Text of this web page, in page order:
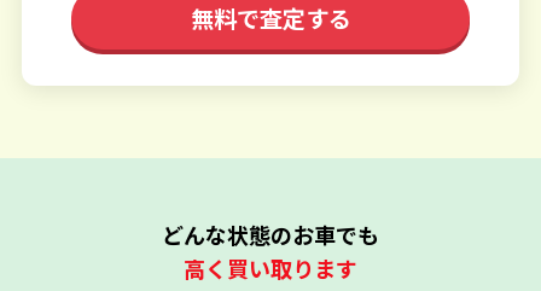
無料で査定する
どんな状態のお車でも
高く買い取ります